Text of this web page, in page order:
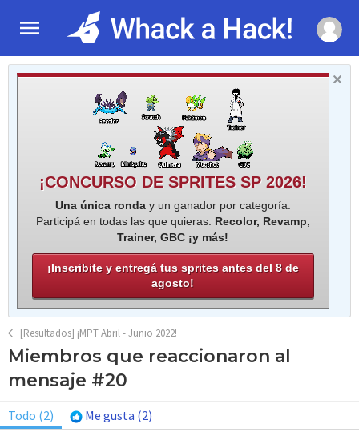
¡CONCURSO DE SPRITES SP 2026!
Una única ronday un ganador por categoría.
Participá en todas las que quieras: Recolor, Revamp,
Trainer, GBC ¡y más!
¡Inscribite y entregá tus sprites antes del 8 de
agosto!
[Resultados] ¡MPT Abril - Junio 2022!
Miembros que reaccionaron al
mensaje #20
Todo (2) Me gusta (2)